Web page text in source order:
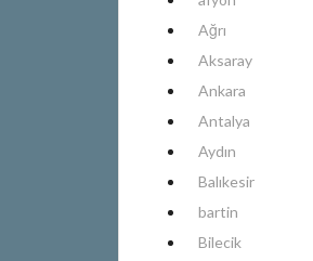
Ağrı
Aksaray
Ankara
Antalya
Aydın
Balıkesir
bartin
Bilecik